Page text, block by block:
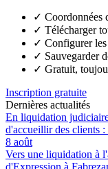
✓ Coordonnées
✓ Télécharger
✓ Configurer
✓ Sauvegarder
✓ Gratuit,
Inscription gratuite
Dernières actualités
En liquidation
d'accueillir des clients
8 août
Vers une liquidation à
d'Expression à